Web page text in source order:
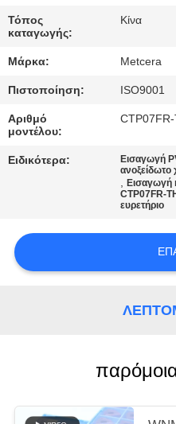
ΕΙΔΉΣΕΙΣ
ΖΗΤΉΣΤΕ
ΜΙΑ
ΠΡΟΣΦΟΡΆ
SITEMAP
ΑΠΟΡΡΉΤΟΥ
Τόπος
καταγωγής:
Κίνα
Μάρκα: Metcera
Πιστοποίηση: ISO9001
Αριθμό
μοντέλου:
CTP07FR-
Ειδικότερα:
Εισαγωγή
ανοξείδωτο
,Εισαγωγή
CTP07FR-
ευρετήριο